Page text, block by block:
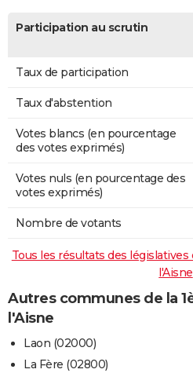
Participation au scrutin
Taux de participation
Taux d'abstention
Votes blancs (en pourcentage
des votes exprimés)
Votes nuls (en pourcentage des
votes exprimés)
Nombre de votants
Tous les résultats des
l'Aisne
Autres communes de la
l'Aisne
Laon (02000)
La Fère (02800)